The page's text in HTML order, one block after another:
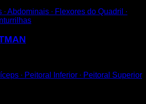
Abdominais ∙ Flexores do Quadril ∙
∙ Peitoral Inferior ∙ Peitoral Superior